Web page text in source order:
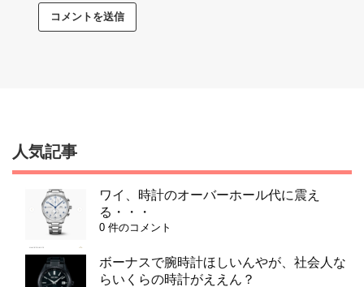
人気記事
ワイ、時計のオーバーホール代に震え
る・・・
0 件のコメント
ボーナスで腕時計ほしいんやが、社会人な
らいくらの時計がええん？